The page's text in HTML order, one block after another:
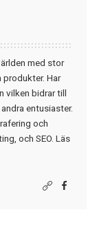
med stor
produkter. Har
vilken bidrar till
entusiaster.
och
och SEO. Läs